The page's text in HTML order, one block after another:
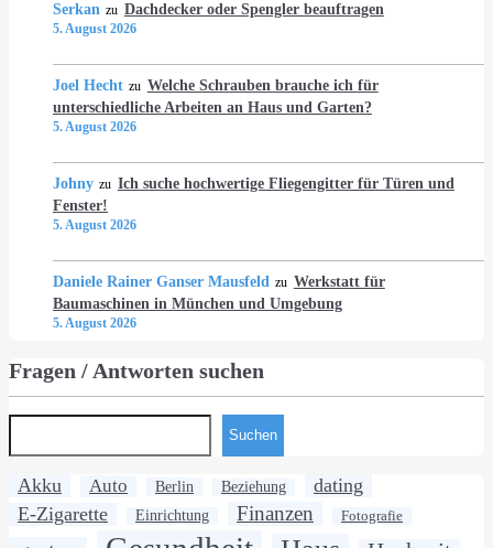
Serkan zu Dachdecker oder Spengler beauftragen
5. August 2026
Joel Hecht zu Welche Schrauben brauche ich für
unterschiedliche Arbeiten an Haus und Garten?
5. August 2026
Johny zu Ich suche hochwertige Fliegengitter für Türen und
Fenster!
5. August 2026
Daniele Rainer Ganser Mausfeld zu Werkstatt für
Baumaschinen in München und Umgebung
5. August 2026
Fragen / Antworten suchen
Suchen
Akku Auto Berlin Beziehung
dating
E-Zigarette
Einrichtung Finanzen Fotografie